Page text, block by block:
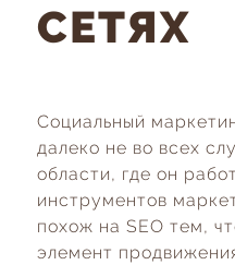
СЕТЯХ
Социальный
далеко не во всех
области, где он
инструментов
похож на SEO тем,
элемент